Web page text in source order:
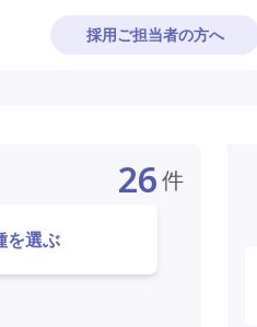
採用ご担当者の方へ
26件
を選ぶ